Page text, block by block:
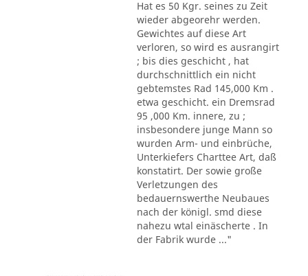
Hat es 50 Kgr. seines zu Zeit
wieder abgeorehr werden.
Gewichtes auf diese Art
verloren, so wird es ausrangirt
; bis dies geschicht , hat
durchschnittlich ein nicht
gebtemstes Rad 145,000 Km .
etwa geschicht. ein Dremsrad
95 ,000 Km. innere, zu ;
insbesondere junge Mann so
wurden Arm- und einbrüche,
Unterkiefers Charttee Art, daß
konstatirt. Der sowie große
Verletzungen des
bedauernswerthe Neubaues
nach der königl. smd diese
nahezu wtal einäscherte . In
der Fabrik wurde ..."